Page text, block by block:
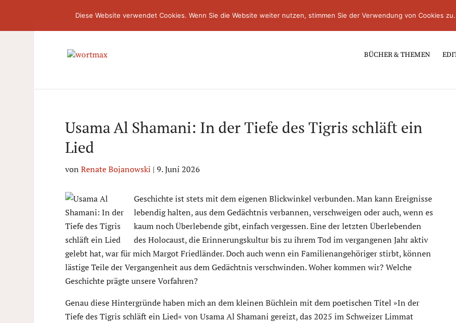
BÜCHER & THEMEN
Usama Al Shamani: In der Tiefe des Tigris schläft ein
Lied
von Renate Bojanowski | 9. Juni 2026
Geschichte ist stets mit dem eigenen Blickwinkel verbunden. Man kann Ereignisse
lebendig halten, aus dem Gedächtnis verbannen, verschweigen oder auch, wenn es
kaum noch Überlebende gibt, einfach vergessen. Eine der letzten Überlebenden
des Holocaust, die Erinnerungskultur bis zu ihrem Tod im vergangenen Jahr aktiv
gelebt hat, war für mich Margot Friedländer. Doch auch wenn ein Familienangehöriger stirbt, können
lästige Teile der Vergangenheit aus dem Gedächtnis verschwinden. Woher kommen wir? Welche
Geschichte prägte unsere Vorfahren?
Genau diese Hintergründe haben mich an dem kleinen Büchlein mit dem poetischen Titel »In der
Tiefe des Tigris schläft ein Lied« von Usama Al Shamani gereizt, das 2025 im Schweizer Limmat
Diese Website verwendet Cookies. Wenn Sie die Website weiter nutzen, stimmen Sie der Verwendung von Cookies zu.